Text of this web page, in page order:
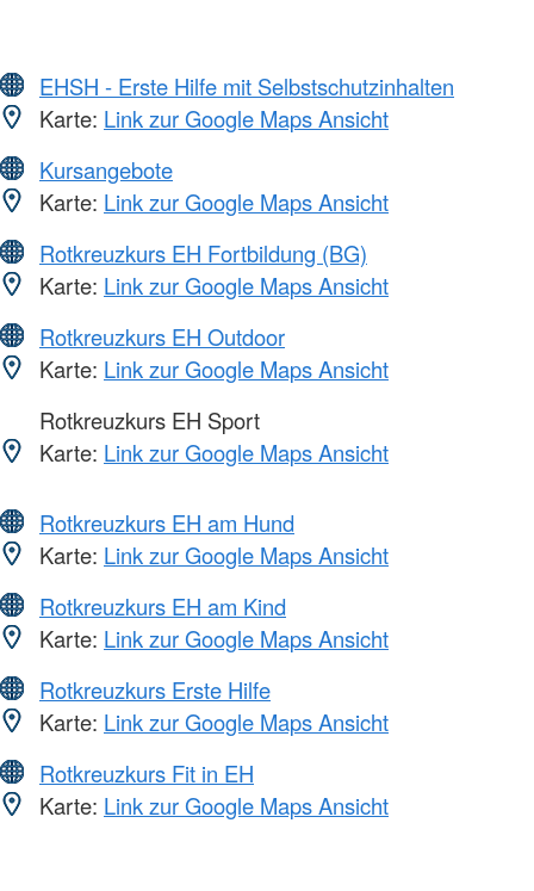
EHSH - Erste Hilfe mit Selbstschutzinhalten
Karte: Link zur Google Maps Ansicht
Kursangebote
Karte: Link zur Google Maps Ansicht
Rotkreuzkurs EH Fortbildung (BG)
Karte: Link zur Google Maps Ansicht
Rotkreuzkurs EH Outdoor
Karte: Link zur Google Maps Ansicht
Rotkreuzkurs EH Sport
Karte: Link zur Google Maps Ansicht
Rotkreuzkurs EH am Hund
Karte: Link zur Google Maps Ansicht
Rotkreuzkurs EH am Kind
Karte: Link zur Google Maps Ansicht
Rotkreuzkurs Erste Hilfe
Karte: Link zur Google Maps Ansicht
Rotkreuzkurs Fit in EH
Karte: Link zur Google Maps Ansicht